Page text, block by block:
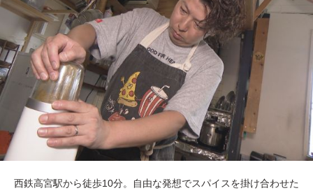
西鉄高宮駅から徒歩10分。自由な発想でスパイスを掛け合わせた